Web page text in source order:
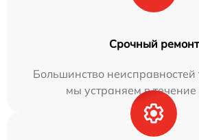
Срочный ремонт
Большинство неисправностей
мы устраняем в течение